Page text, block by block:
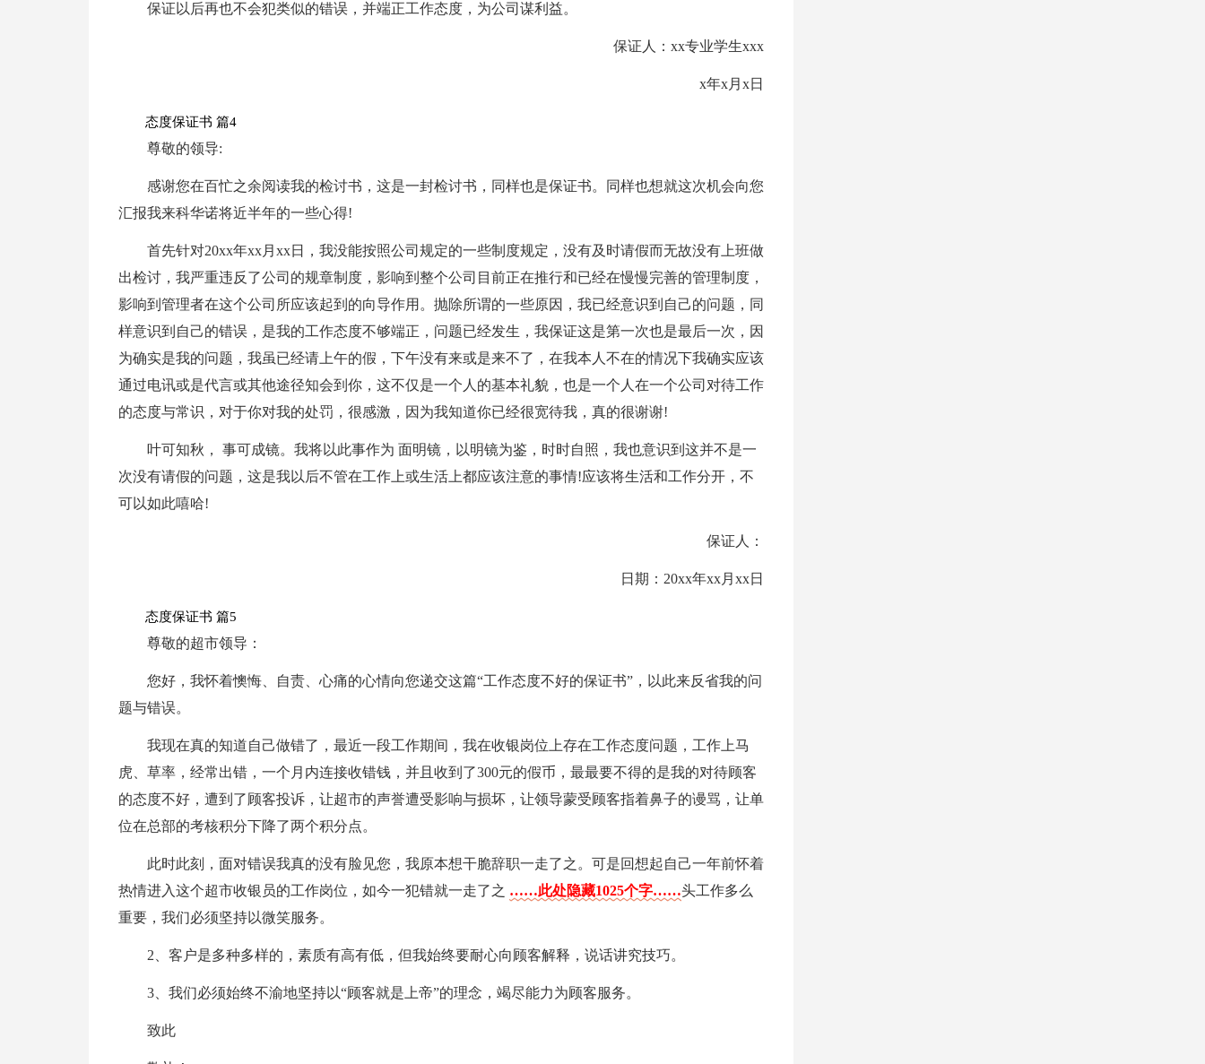
保证以后再也不会犯类似的错误，并端正工作态度，为公司谋利益。
保证人：xx专业学生xxx
x年x月x日
态度保证书 篇4
尊敬的领导:
感谢您在百忙之余阅读我的检讨书，这是一封检讨书，同样也是保证书。同样也想就这次机会向您
汇报我来科华诺将近半年的一些心得!
首先针对20xx年xx月xx日，我没能按照公司规定的一些制度规定，没有及时请假而无故没有上班做
出检讨，我严重违反了公司的规章制度，影响到整个公司目前正在推行和已经在慢慢完善的管理制度，
影响到管理者在这个公司所应该起到的向导作用。抛除所谓的一些原因，我已经意识到自己的问题，同
样意识到自己的错误，是我的工作态度不够端正，问题已经发生，我保证这是第一次也是最后一次，因
为确实是我的问题，我虽已经请上午的假，下午没有来或是来不了，在我本人不在的情况下我确实应该
通过电讯或是代言或其他途径知会到你，这不仅是一个人的基本礼貌，也是一个人在一个公司对待工作
的态度与常识，对于你对我的处罚，很感激，因为我知道你已经很宽待我，真的很谢谢!
叶可知秋， 事可成镜。我将以此事作为 面明镜，以明镜为鉴，时时自照，我也意识到这并不是一
次没有请假的问题，这是我以后不管在工作上或生活上都应该注意的事情!应该将生活和工作分开，不
可以如此嘻哈!
保证人：
日期：20xx年xx月xx日
态度保证书 篇5
尊敬的超市领导：
您好，我怀着懊悔、自责、心痛的心情向您递交这篇“工作态度不好的保证书”，以此来反省我的问
题与错误。
我现在真的知道自己做错了，最近一段工作期间，我在收银岗位上存在工作态度问题，工作上马
虎、草率，经常出错，一个月内连接收错钱，并且收到了300元的假币，最最要不得的是我的对待顾客
的态度不好，遭到了顾客投诉，让超市的声誉遭受影响与损坏，让领导蒙受顾客指着鼻子的谩骂，让单
位在总部的考核积分下降了两个积分点。
此时此刻，面对错误我真的没有脸见您，我原本想干脆辞职一走了之。可是回想起自己一年前怀着
热情进入这个超市收银员的工作岗位，如今一犯错就一走了之 ……此处隐藏1025个字……头工作多么
重要，我们必须坚持以微笑服务。
2、客户是多种多样的，素质有高有低，但我始终要耐心向顾客解释，说话讲究技巧。
3、我们必须始终不渝地坚持以“顾客就是上帝”的理念，竭尽能力为顾客服务。
致此